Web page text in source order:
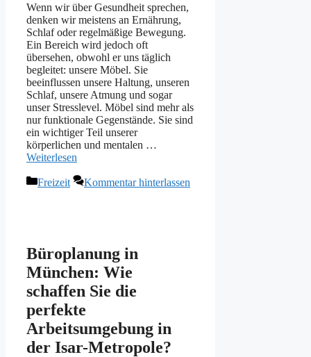
Wenn wir über Gesundheit sprechen,
denken wir meistens an Ernährung,
Schlaf oder regelmäßige Bewegung.
Ein Bereich wird jedoch oft
übersehen, obwohl er uns täglich
begleitet: unsere Möbel. Sie
beeinflussen unsere Haltung, unseren
Schlaf, unsere Atmung und sogar
unser Stresslevel. Möbel sind mehr als
nur funktionale Gegenstände. Sie sind
ein wichtiger Teil unserer
körperlichen und mentalen …
Weiterlesen
Kategorien
Freizeit Kommentar hinterlassen
Büroplanung in
München: Wie
schaffen Sie die
perfekte
Arbeitsumgebung in
der Isar-Metropole?